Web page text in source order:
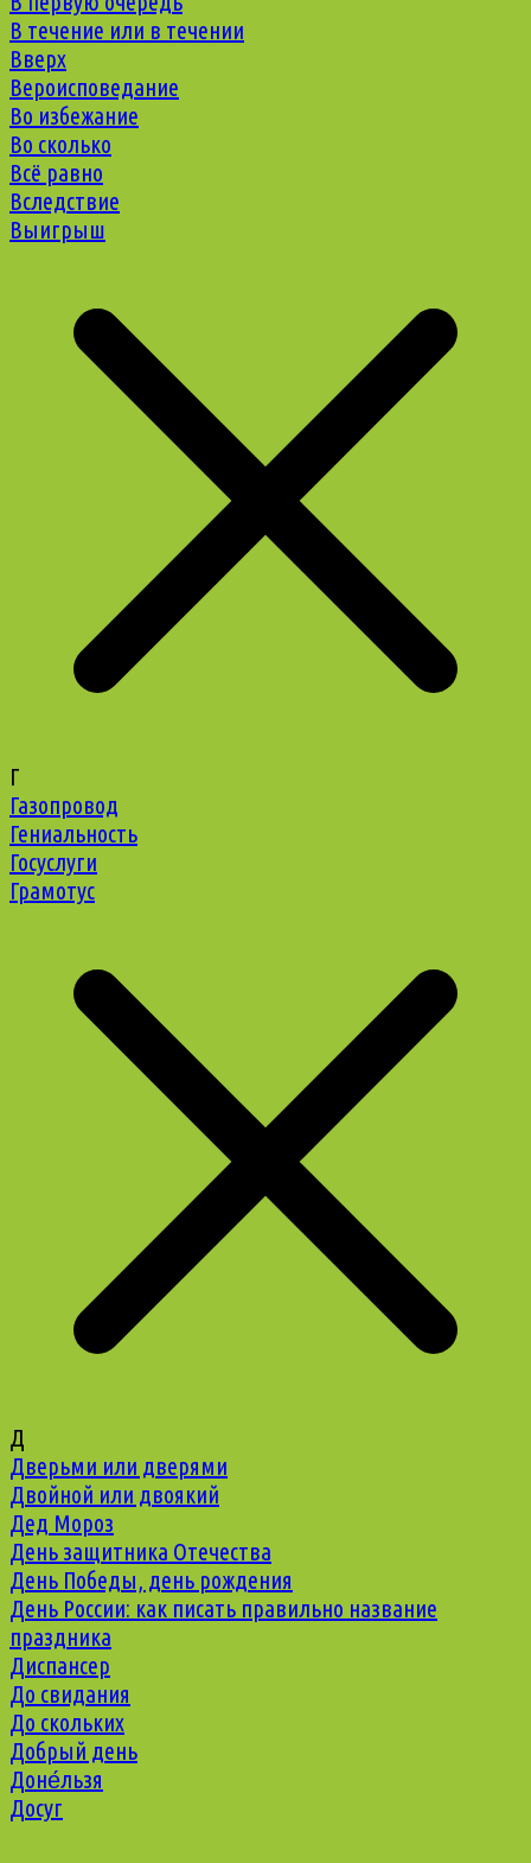
В течение или в течении
Вверх
Вероисповедание
Во избежание
Во сколько
Всё равно
Вследствие
Выигрыш
Г
Газопровод
Гениальность
Госуслуги
Грамотус
Д
Дверьми или дверями
Двойной или двоякий
Дед Мороз
День защитника Отечества
День Победы, день рождения
День России: как писать правильно название
праздника
Диспансер
До свидания
До скольких
Добрый день
Доне́льзя
Досуг